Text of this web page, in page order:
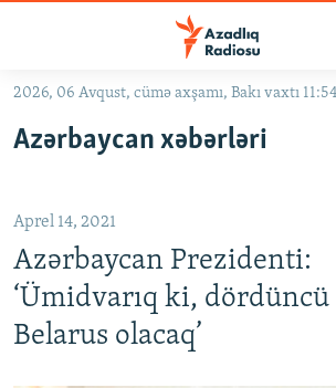
Əsas
qayıt
qayıt
Axtarışa
keç
#ƏSLINDƏ
FƏRQƏ BAX
QANUNI DOĞRU
2026, 06 Avqust, cümə axşamı, Bakı vaxtı
Azərbaycan xəbərləri
Aprel 14, 2021
Azərbaycan Prezidenti:
‘Ümidvarıq ki, dördüncü
Belarus olacaq’